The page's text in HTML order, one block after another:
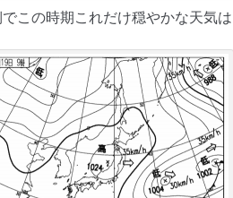
でこの時期これだけ穏やかな天気